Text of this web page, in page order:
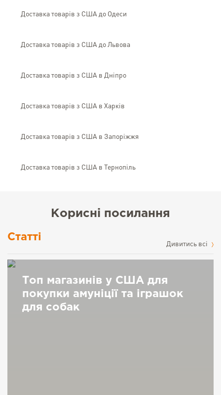
Доставка товарів з США до Одеси
Доставка товарів з США до Львова
Доставка товарів з США в Дніпро
Доставка товарів з США в Харків
Доставка товарів з США в Запоріжжя
Доставка товарів з США в Тернопіль
Корисні посилання
Статті
Дивитись всі
Топ магазинів у США для
покупки амуніції та іграшок
для собак